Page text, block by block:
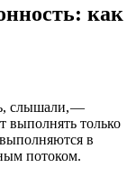
как
слышали, —
выполнять только
выполняются в
потоком.